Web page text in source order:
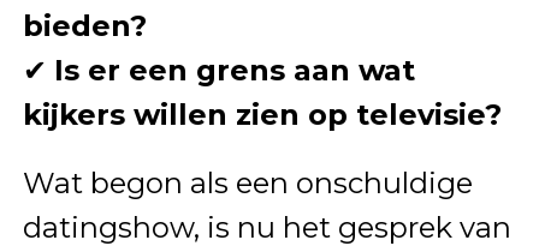
bieden?
✔ Is er een grens aan wat
kijkers willen zien op televisie?
Wat begon als een onschuldige
datingshow, is nu het gesprek van